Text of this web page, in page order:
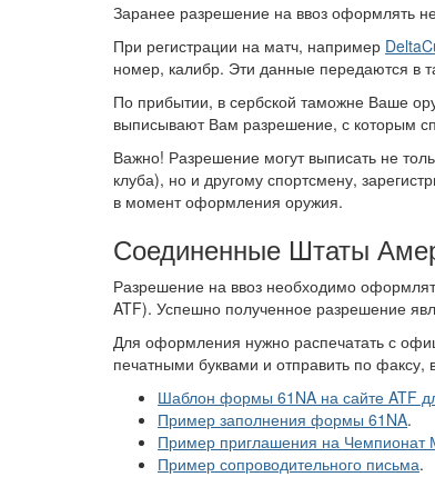
Заранее разрешение на ввоз оформлять
При регистрации на матч, например
номер, калибр. Эти данные передаются в
По прибытии, в сербской таможне Ваше
выписывают Вам разрешение, с которым
Важно! Разрешение могут выписать не
клуба), но и другому спортсмену,
в момент оформления оружия.
Соединенные Штаты
Разрешение на ввоз необходимо
ATF). Успешно полученное разрешение
Для оформления нужно распечатать с
печатными буквами и отправить по
Шаблон формы 61NA на сайте ATF
Пример заполнения формы 61NA.
Пример приглашения на Чемпионат
Пример сопроводительного письма.